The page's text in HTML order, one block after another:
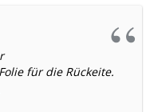
für die Rückeite.